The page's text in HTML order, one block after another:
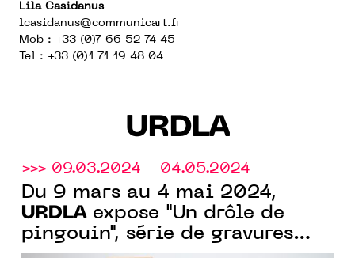
Lila Casidanus
lcasidanus@communicart.fr
Mob : +33 (0)7 66 52 74 45
Tel : +33 (0)1 71 19 48 04
URDLA
>>> 09.03.2024 - 04.05.2024
Du 9 mars au 4 mai 2024,
URDLAexpose "Un drôle de
pingouin", série de gravures